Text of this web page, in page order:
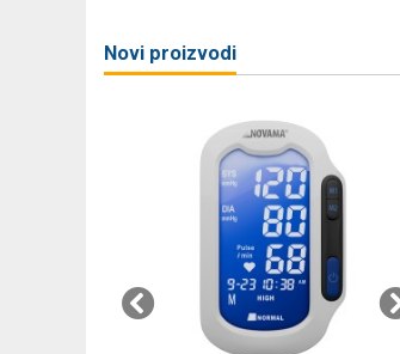
Novi proizvodi